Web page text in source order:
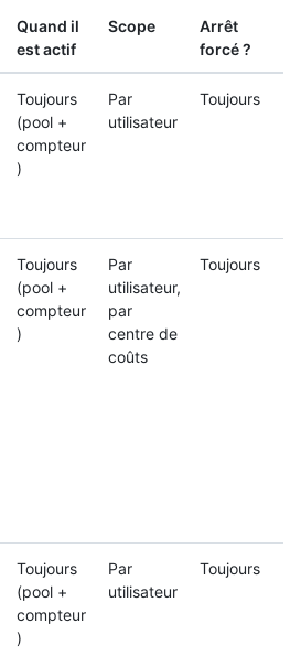
Quand il
est actif
Scope
Arrêt
forcé ?
Toujours
(pool +
compteur
)
Par
utilisateur
Toujours
Toujours
(pool +
compteur
)
Par
utilisateur,
par
centre de
coûts
Toujours
Toujours
(pool +
compteur
)
Par
utilisateur
Toujours